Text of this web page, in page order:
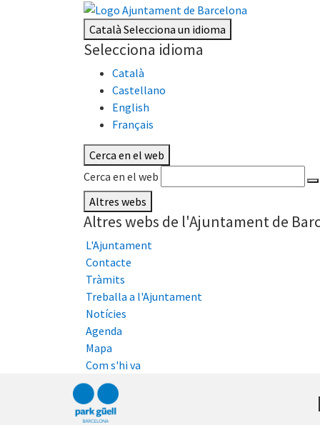
Català Selecciona un idioma
Selecciona idioma
Català
Castellano
English
Français
Cerca en el web
Cerca en el web
Altres webs
Altres webs de l'Ajuntament de
L'Ajuntament
Contacte
Tràmits
Treballa a l'Ajuntament
Notícies
Agenda
Mapa
Com s'hi va